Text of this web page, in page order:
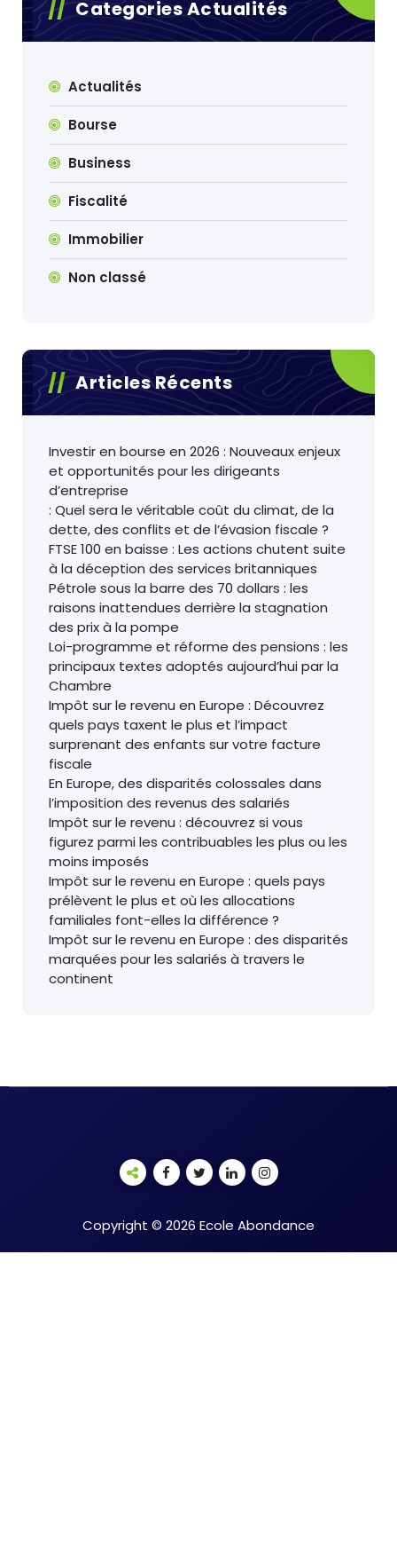
Categories Actualités
Actualités
Bourse
Business
Fiscalité
Immobilier
Non classé
Articles Récents
Investir en bourse en 2026 : Nouveaux enjeux
et opportunités pour les dirigeants
d’entreprise
: Quel sera le véritable coût du climat, de la
dette, des conflits et de l’évasion fiscale ?
FTSE 100 en baisse : Les actions chutent suite
à la déception des services britanniques
Pétrole sous la barre des 70 dollars : les
raisons inattendues derrière la stagnation
des prix à la pompe
Loi-programme et réforme des pensions : les
principaux textes adoptés aujourd’hui par la
Chambre
Impôt sur le revenu en Europe : Découvrez
quels pays taxent le plus et l’impact
surprenant des enfants sur votre facture
fiscale
En Europe, des disparités colossales dans
l’imposition des revenus des salariés
Impôt sur le revenu : découvrez si vous
figurez parmi les contribuables les plus ou les
moins imposés
Impôt sur le revenu en Europe : quels pays
prélèvent le plus et où les allocations
familiales font-elles la différence ?
Impôt sur le revenu en Europe : des disparités
marquées pour les salariés à travers le
continent
Copyright © 2026 Ecole Abondance